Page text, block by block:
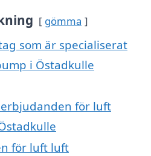
gömma
som är specialiserat
i Östadkulle
för luft
för luft luft